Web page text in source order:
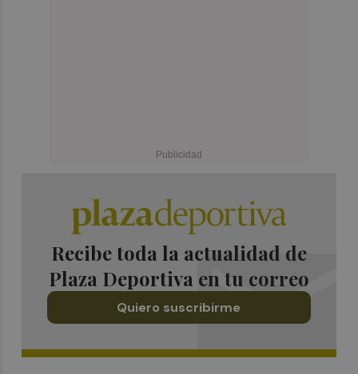
Recibe toda la actualidad de
Plaza Deportiva en tu correo
Quiero suscribirme